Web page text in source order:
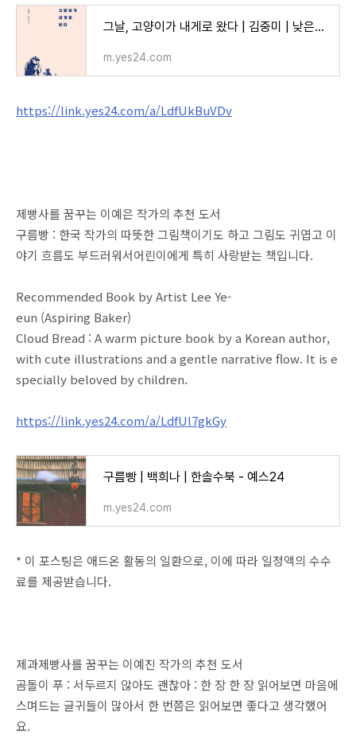
그날, 고양이가 내게로 왔다 | 김중미 | 낮은산 - 예스24
m.yes24.com
https://link.yes24.com/a/LdfUkBuVDv
제빵사를 꿈꾸는 이예은 작가의 추천 도서
구름빵 : 한국 작가의 따뜻한 그림책이기도 하고 그림도 귀엽고 이
야기 흐름도 부드러워서어린이에게 특히 사랑받는 책입니다.
Recommended Book by Artist Lee Ye-
eun (Aspiring Baker)
Cloud Bread : A warm picture book by a Korean author,
with cute illustrations and a gentle narrative flow. It is e
specially beloved by children.
https://link.yes24.com/a/LdfUl7gkGy
구름빵 | 백희나 | 한솔수북 - 예스24
m.yes24.com
* 이 포스팅은 애드온 활동의 일환으로, 이에 따라 일정액의 수수
료를 제공받습니다.
제과제빵사를 꿈꾸는 이예진 작가의 추천 도서
곰돌이 푸 : 서두르지 않아도 괜찮아 : 한 장 한 장 읽어보면 마음에
스며드는 글귀들이 많아서 한 번쯤은 읽어보면 좋다고 생각했어
요.